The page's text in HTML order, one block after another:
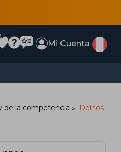
Mi Cuenta
de la competencia
Delitos